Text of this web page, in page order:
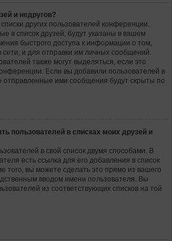
и недругов?
других пользователей конференции.
в список друзей, будут указаны в вашем
быстрого доступа к информации о том,
сети, и для отправки им личных сообщений.
также могут выделяться, если это
Если вы добавили пользователей в
отправленные ими сообщения будут скрыты по
пользователей в списках моих друзей и
в свой список двумя способами. В
есть ссылка для его добавления в список
того, вы можете сделать это прямо из вашего
вводом имени пользователя. Вы
из соответствующих списков на той